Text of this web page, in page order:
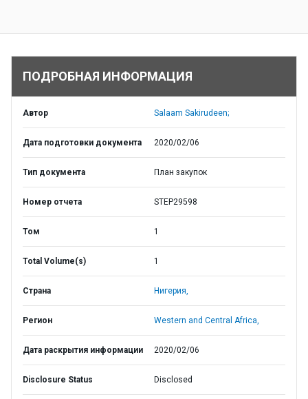
ПОДРОБНАЯ ИНФОРМАЦИЯ
Автор Salaam Sakirudeen;
Дата подготовки документа 2020/02/06
Тип документа План закупок
Номер отчета STEP29598
Том 1
Total Volume(s) 1
Страна Нигерия,
Регион Western and Central Africa,
Дата раскрытия информации 2020/02/06
Disclosure Status Disclosed